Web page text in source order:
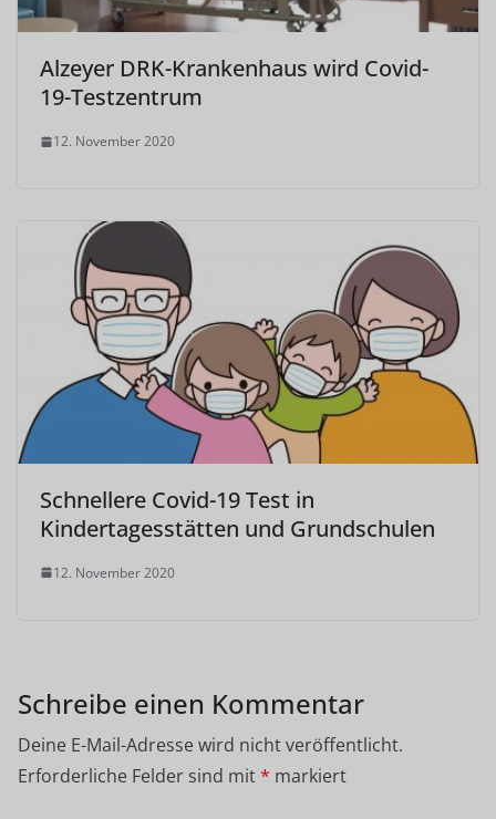
Alzeyer DRK-Krankenhaus wird Covid-
19-Testzentrum
12. November 2020
Schnellere Covid-19 Test in
Kindertagesstätten und Grundschulen
12. November 2020
Schreibe einen Kommentar
Deine E-Mail-Adresse wird nicht veröffentlicht.
Erforderliche Felder sind mit* markiert